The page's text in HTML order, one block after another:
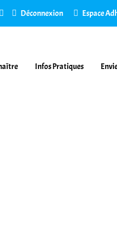
Déconnexion Espace
Infos Pratiques